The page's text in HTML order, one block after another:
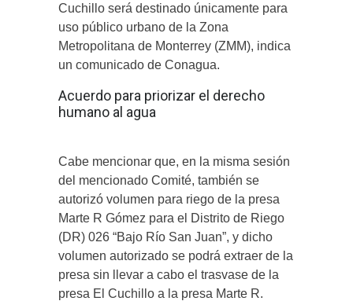
Cuchillo será destinado únicamente para
uso público urbano de la Zona
Metropolitana de Monterrey (ZMM), indica
un comunicado de Conagua.
Acuerdo para priorizar el derecho
humano al agua
Cabe mencionar que, en la misma sesión
del mencionado Comité, también se
autorizó volumen para riego de la presa
Marte R Gómez para el Distrito de Riego
(DR) 026 “Bajo Río San Juan”, y dicho
volumen autorizado se podrá extraer de la
presa sin llevar a cabo el trasvase de la
presa El Cuchillo a la presa Marte R.